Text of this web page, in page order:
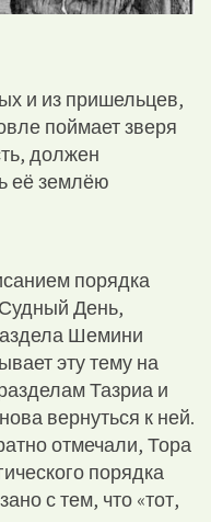
и из пришельцев,
поймает зверя
должен
её землёю
порядка
День,
Шемини
эту тему на
Тазриа и
вернуться к ней.
отмечали, Тора
порядка
с тем, что «тот,